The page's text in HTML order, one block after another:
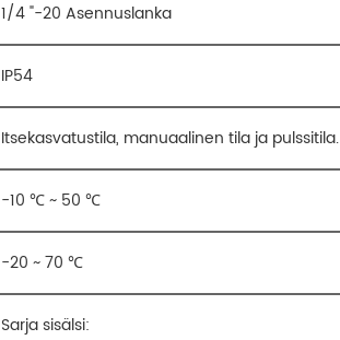
1/4 "-20 Asennuslanka
IP54
Itsekasvatustila, manuaalinen tila ja pulssitila.
-10 ℃ ~ 50 ℃
-20 ~ 70 ℃
Sarja sisälsi: